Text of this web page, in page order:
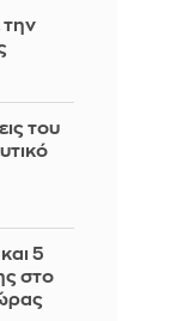
την
του
5
στο